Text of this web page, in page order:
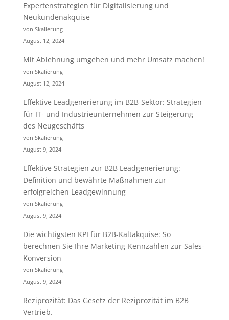
Expertenstrategien für Digitalisierung und
Neukundenakquise
von Skalierung
August 12, 2024
Mit Ablehnung umgehen und mehr Umsatz machen!
von Skalierung
August 12, 2024
Effektive Leadgenerierung im B2B-Sektor: Strategien
für IT- und Industrieunternehmen zur Steigerung
des Neugeschäfts
von Skalierung
August 9, 2024
Effektive Strategien zur B2B Leadgenerierung:
Definition und bewährte Maßnahmen zur
erfolgreichen Leadgewinnung
von Skalierung
August 9, 2024
Die wichtigsten KPI für B2B-Kaltakquise: So
berechnen Sie Ihre Marketing-Kennzahlen zur Sales-
Konversion
von Skalierung
August 9, 2024
Reziprozität: Das Gesetz der Reziprozität im B2B
Vertrieb.